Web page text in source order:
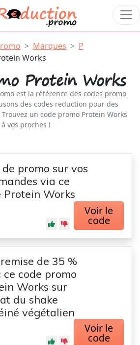
Marques
P
Works
Protein Works
est la référence des codes promo
des codes reduction pour des
un code promo Protein Works
vos proches !
de promo sur vos
via ce
Protein Works
Voir le
code
de 35 %
ce code promo
Works sur
du shake
végétalien
Voir le
code